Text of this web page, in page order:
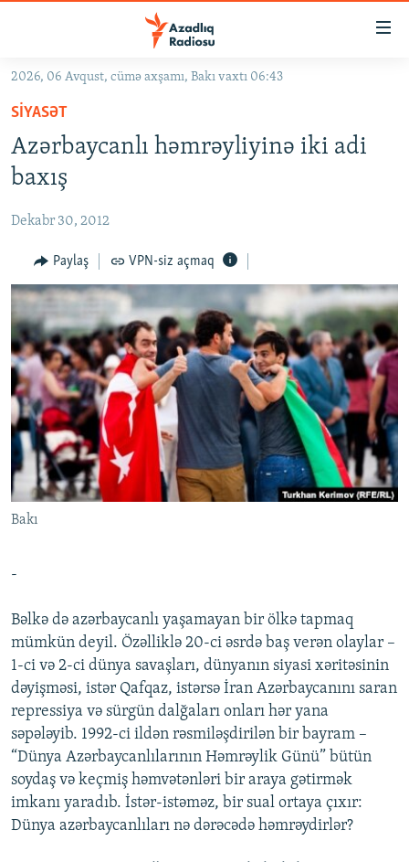
Əsas
qayıt
Əsas
naviqasiyaya
qayıt
Axtarışa
GÜNDƏM
#İZAHLA
KORRUPSIOMETR
#ƏSLINDƏ
FƏRQƏ BAX
QANUNI DOĞRU
ARAŞDIRMA
MULTIMEDIA
VIDEO
FOTOQALEREYA
İNFOQRAFIKA
KARIKATURA
RADIO ARXIV
OXU ZALI
AZƏRBAYCAN ƏDƏBIYYATI KITABXANASI
İSLAM VƏ DEMOKRATIYA
İZ - MƏDƏNIYYƏT PROQRAMI
HAQQIMIZDA
MISSIYAMIZ
PEŞƏ ETIKASI VƏ JURNALISTIKA STANDARTLARIMIZ
MATERIALLARIMIZDAN ISTIFADƏ
AZADLIQRADIOSU MOBIL TELEFONUNUZDA
BIZI IZLƏ
RFE/RL-in bütün saytları
2026, 06 Avqust, cümə axşamı, Bakı vaxtı 06:43
SIYASƏT
Azərbaycanlı həmrəyliyinə iki adi
baxış
Dekabr 30, 2012
Paylaş VPN-siz açmaq
Bakı
-
Bəlkə də azərbaycanlı yaşamayan bir ölkə tapmaq
mümkün deyil. Özəlliklə 20-ci əsrdə baş verən olaylar –
1-ci və 2-ci dünya savaşları, dünyanın siyasi xəritəsinin
dəyişməsi, istər Qafqaz, istərsə İran Azərbaycanını saran
repressiya və sürgün dalğaları onları hər yana
səpələyib. 1992-ci ildən rəsmiləşdirilən bir bayram –
“Dünya Azərbaycanlılarının Həmrəylik Günü” bütün
soydaş və keçmiş həmvətənləri bir araya gətirmək
imkanı yaradıb. İstər-istəməz, bir sual ortaya çıxır:
Dünya azərbaycanlıları nə dərəcədə həmrəydirlər?